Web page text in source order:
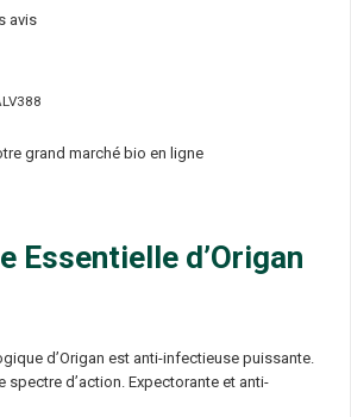
avis
grand marché bio en ligne
Essentielle d’Origan
d’Origan est anti-infectieuse puissante.
spectre d’action. Expectorante et anti-